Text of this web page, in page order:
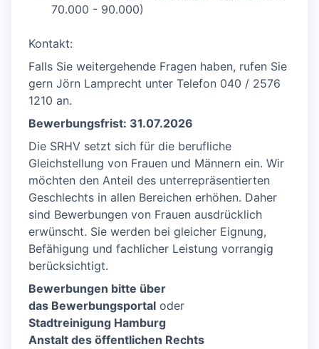
70.000 - 90.000)
Kontakt:
Falls Sie weitergehende Fragen haben, rufen Sie
gern Jörn Lamprecht unter Telefon 040 / 2576
1210 an.
Bewerbungsfrist: 31.07.2026
Die SRHV setzt sich für die berufliche
Gleichstellung von Frauen und Männern ein. Wir
möchten den Anteil des unterrepräsentierten
Geschlechts in allen Bereichen erhöhen. Daher
sind Bewerbungen von Frauen ausdrücklich
erwünscht. Sie werden bei gleicher Eignung,
Befähigung und fachlicher Leistung vorrangig
berücksichtigt.
Bewerbungen bitte über
das Bewerbungsportal oder
Stadtreinigung Hamburg
Anstalt des öffentlichen Rechts